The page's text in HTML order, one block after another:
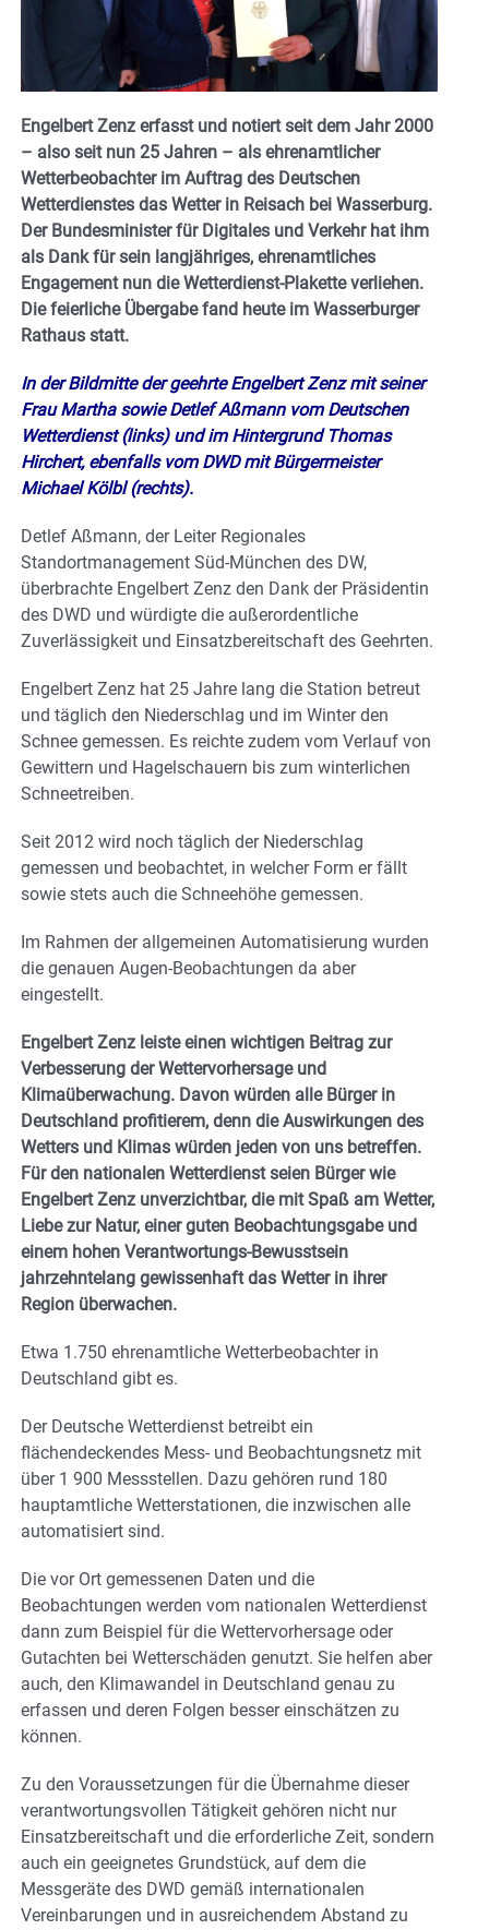
Engelbert Zenz erfasst und notiert seit dem Jahr 2000
– also seit nun 25 Jahren – als ehrenamtlicher
Wetterbeobachter im Auftrag des Deutschen
Wetterdienstes das Wetter in Reisach bei Wasserburg.
Der Bundesminister für Digitales und Verkehr hat ihm
als Dank für sein langjähriges, ehrenamtliches
Engagement nun die Wetterdienst-Plakette verliehen.
Die feierliche Übergabe fand heute im Wasserburger
Rathaus statt.
In der Bildmitte der geehrte Engelbert Zenz mit seiner
Frau Martha sowie Detlef Aßmann vom Deutschen
Wetterdienst (links) und im Hintergrund Thomas
Hirchert, ebenfalls vom DWD mit Bürgermeister
Michael Kölbl (rechts).
Detlef Aßmann, der Leiter Regionales
Standortmanagement Süd-München des DW,
überbrachte Engelbert Zenz den Dank der Präsidentin
des DWD und würdigte die außerordentliche
Zuverlässigkeit und Einsatzbereitschaft des Geehrten.
Engelbert Zenz hat 25 Jahre lang die Station betreut
und täglich den Niederschlag und im Winter den
Schnee gemessen. Es reichte zudem vom Verlauf von
Gewittern und Hagelschauern bis zum winterlichen
Schneetreiben.
Seit 2012 wird noch täglich der Niederschlag
gemessen und beobachtet, in welcher Form er fällt
sowie stets auch die Schneehöhe gemessen.
Im Rahmen der allgemeinen Automatisierung wurden
die genauen Augen-Beobachtungen da aber
eingestellt.
Engelbert Zenz leiste einen wichtigen Beitrag zur
Verbesserung der Wettervorhersage und
Klimaüberwachung. Davon würden alle Bürger in
Deutschland profitierem, denn die Auswirkungen des
Wetters und Klimas würden jeden von uns betreffen.
Für den nationalen Wetterdienst seien Bürger wie
Engelbert Zenz unverzichtbar, die mit Spaß am Wetter,
Liebe zur Natur, einer guten Beobachtungsgabe und
einem hohen Verantwortungs-Bewusstsein
jahrzehntelang gewissenhaft das Wetter in ihrer
Region überwachen.
Etwa 1.750 ehrenamtliche Wetterbeobachter in
Deutschland gibt es.
Der Deutsche Wetterdienst betreibt ein
flächendeckendes Mess- und Beobachtungsnetz mit
über 1 900 Messstellen. Dazu gehören rund 180
hauptamtliche Wetterstationen, die inzwischen alle
automatisiert sind.
Die vor Ort gemessenen Daten und die
Beobachtungen werden vom nationalen Wetterdienst
dann zum Beispiel für die Wettervorhersage oder
Gutachten bei Wetterschäden genutzt. Sie helfen aber
auch, den Klimawandel in Deutschland genau zu
erfassen und deren Folgen besser einschätzen zu
können.
Zu den Voraussetzungen für die Übernahme dieser
verantwortungsvollen Tätigkeit gehören nicht nur
Einsatzbereitschaft und die erforderliche Zeit, sondern
auch ein geeignetes Grundstück, auf dem die
Messgeräte des DWD gemäß internationalen
Vereinbarungen und in ausreichendem Abstand zu